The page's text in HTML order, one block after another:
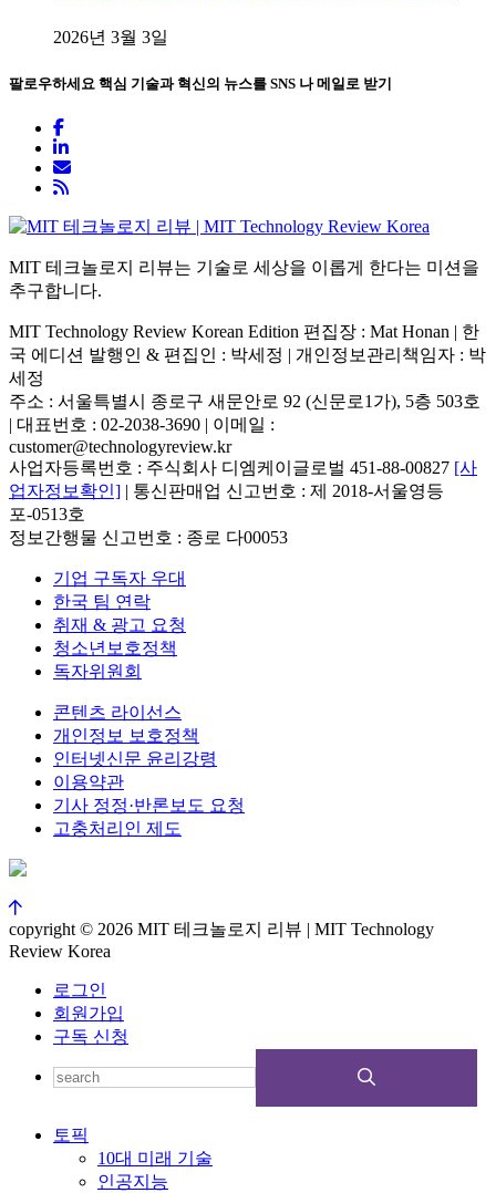
2026년 3월 3일
팔로우하세요 핵심 기술과 혁신의 뉴스를 SNS 나 메일로 받기
MIT 테크놀로지 리뷰는 기술로 세상을 이롭게 한다는 미션을
추구합니다.
MIT Technology Review Korean Edition 편집장 : Mat Honan | 한
국 에디션 발행인 & 편집인 : 박세정 | 개인정보관리책임자 : 박
세정
주소 : 서울특별시 종로구 새문안로 92 (신문로1가), 5층 503호
| 대표번호 : 02-2038-3690 | 이메일 :
customer@technologyreview.kr
사업자등록번호 : 주식회사 디엠케이글로벌 451-88-00827 [사
업자정보확인] | 통신판매업 신고번호 : 제 2018-서울영등
포-0513호
정보간행물 신고번호 : 종로 다00053
기업 구독자 우대
한국 팀 연락
취재 & 광고 요청
청소년보호정책
독자위원회
콘텐츠 라이선스
개인정보 보호정책
인터넷신문 윤리강령
이용약관
기사 정정·반론보도 요청
고충처리인 제도
copyright © 2026 MIT 테크놀로지 리뷰 | MIT Technology
Review Korea
로그인
회원가입
구독 신청
토픽
10대 미래 기술
인공지능